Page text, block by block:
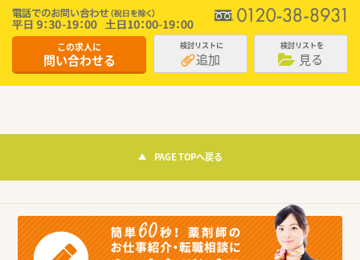
この求人に
問い合わせる
検討リストに
追加
検討リストを
見る
PAGE TOPへ戻る